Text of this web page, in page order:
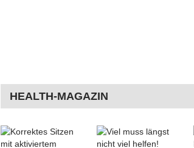
HEALTH-MAGAZIN